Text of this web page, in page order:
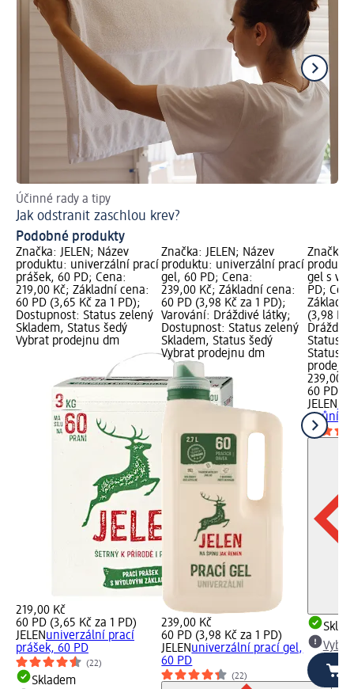
Účinné rady a tipy
Jak odstranit zaschlou krev?
Podobné produkty
Značka: JELEN; Název
produktu: univerzální prací
prášek, 60 PD; Cena:
219,00 Kč; Základní cena:
60 PD (3,65 Kč za 1 PD);
Dostupnost: Status zelený
Skladem, Status šedý
Vybrat prodejnu dm
219,00 Kč
60 PD (3,65 Kč za 1 PD)
JELENuniverzální prací
prášek, 60 PD
(22)
Skladem
Značka: JELEN; Název
produktu: univerzální prací
gel, 60 PD; Cena:
239,00 Kč; Základní cena:
60 PD (3,98 Kč za 1 PD);
Varování: Dráždivé látky;
Dostupnost: Status zelený
Skladem, Status šedý
Vybrat prodejnu dm
239,00 Kč
60 PD (3,98 Kč za 1 PD)
JELENuniverzální prací gel,
60 PD
(22)
Značka:
gel s
PD;
Základní
(3,98 Kč
Status
Status
239,00
60 PD
JELEN
s vůní